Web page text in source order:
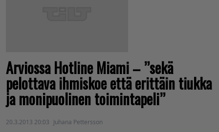
Arviossa Hotline Miami – ”sekä
pelottava ihmiskoe että erittäin tiukka
ja monipuolinen toimintapeli”
20.3.2013 20:03 Juhana Pettersson